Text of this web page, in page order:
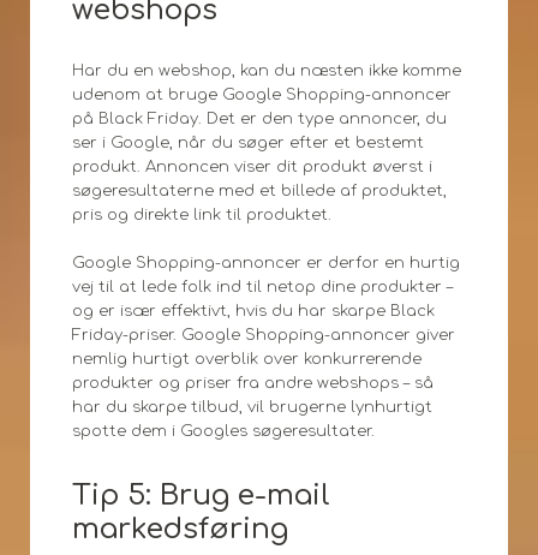
webshops
Har du en webshop, kan du næsten ikke komme
udenom at bruge Google Shopping-annoncer
på Black Friday. Det er den type annoncer, du
ser i Google, når du søger efter et bestemt
produkt. Annoncen viser dit produkt øverst i
søgeresultaterne med et billede af produktet,
pris og direkte link til produktet.
Google Shopping-annoncer er derfor en hurtig
vej til at lede folk ind til netop dine produkter –
og er især effektivt, hvis du har skarpe Black
Friday-priser. Google Shopping-annoncer giver
nemlig hurtigt overblik over konkurrerende
produkter og priser fra andre webshops – så
har du skarpe tilbud, vil brugerne lynhurtigt
spotte dem i Googles søgeresultater.
Tip 5: Brug e-mail
markedsføring